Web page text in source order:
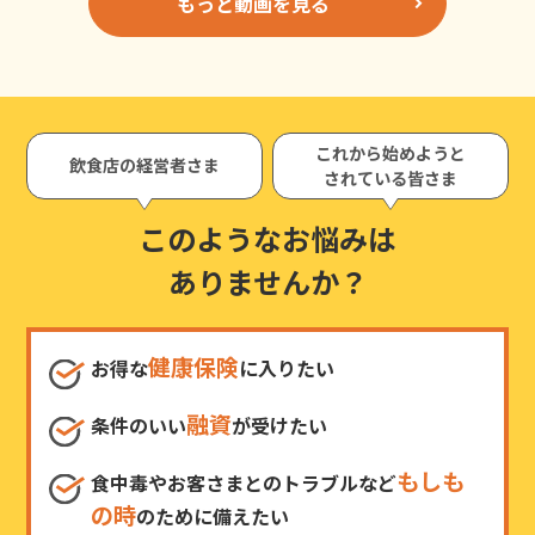
飲食店の経営者さま
これから始めようと
されている皆さま
このようなお悩みは
ありませんか？
お得な健康保険に入りたい
条件のいい融資が受けたい
食中毒やお客さまとのトラブルなどもしも
の時のために備えたい